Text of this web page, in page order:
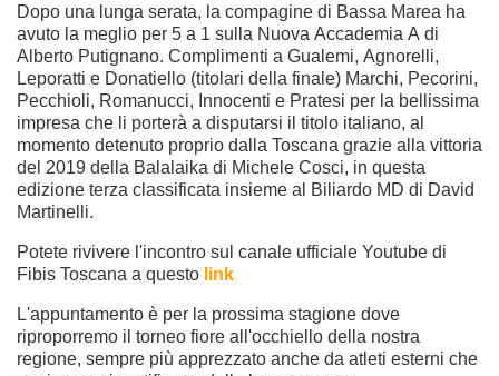
Dopo una lunga serata, la compagine di Bassa Marea ha
avuto la meglio per 5 a 1 sulla Nuova Accademia A di
Alberto Putignano. Complimenti a Gualemi, Agnorelli,
Leporatti e Donatiello (titolari della finale) Marchi, Pecorini,
Pecchioli, Romanucci, Innocenti e Pratesi per la bellissima
impresa che li porterà a disputarsi il titolo italiano, al
momento detenuto proprio dalla Toscana grazie alla vittoria
del 2019 della Balalaika di Michele Cosci, in questa
edizione terza classificata insieme al Biliardo MD di David
Martinelli.
Potete rivivere l'incontro sul canale ufficiale Youtube di
Fibis Toscana a questo link
L'appuntamento è per la prossima stagione dove
riproporremo il torneo fiore all'occhiello della nostra
regione, sempre più apprezzato anche da atleti esterni che